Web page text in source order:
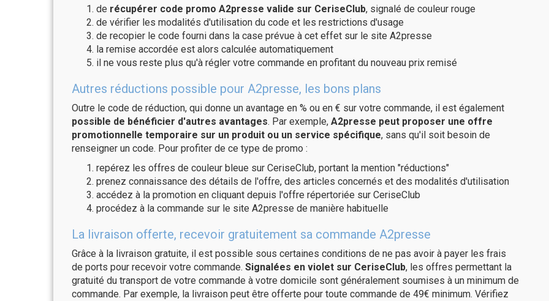
de récupérer code promo A2presse valide sur CeriseClub, signalé de couleur rouge
de vérifier les modalités d'utilisation du code et les restrictions d'usage
de recopier le code fourni dans la case prévue à cet effet sur le site A2presse
la remise accordée est alors calculée automatiquement
il ne vous reste plus qu'à régler votre commande en profitant du nouveau prix remisé
Autres réductions possible pour A2presse, les bons plans
Outre le code de réduction, qui donne un avantage en % ou en € sur votre commande, il est également
possible de bénéficier d'autres avantages. Par exemple, A2presse peut proposer une offre
promotionnelle temporaire sur un produit ou un service spécifique, sans qu'il soit besoin de
renseigner un code. Pour profiter de ce type de promo :
repérez les offres de couleur bleue sur CeriseClub, portant la mention "réductions"
prenez connaissance des détails de l'offre, des articles concernés et des modalités d'utilisation
accédez à la promotion en cliquant depuis l'offre répertoriée sur CeriseClub
procédez à la commande sur le site A2presse de manière habituelle
La livraison offerte, recevoir gratuitement sa commande A2presse
Grâce à la livraison gratuite, il est possible sous certaines conditions de ne pas avoir à payer les frais
de ports pour recevoir votre commande. Signalées en violet sur CeriseClub, les offres permettant la
gratuité du transport de votre commande à votre domicile sont généralement soumises à un minimum de
commande. Par exemple, la livraison peut être offerte pour toute commande de 49€ minimum. Vérifiez